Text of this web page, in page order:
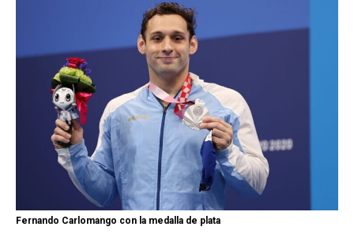
Fernando Carlomango con la medalla de plata